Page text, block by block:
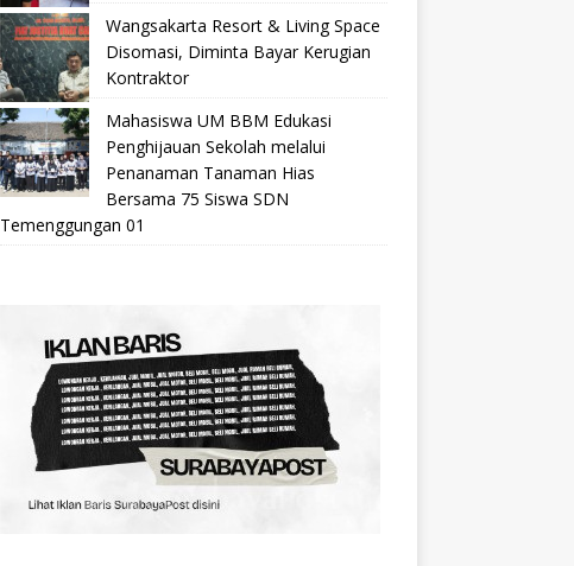
Wangsakarta Resort & Living Space
Disomasi, Diminta Bayar Kerugian
Kontraktor
Mahasiswa UM BBM Edukasi
Penghijauan Sekolah melalui
Penanaman Tanaman Hias
Bersama 75 Siswa SDN
Temenggungan 01